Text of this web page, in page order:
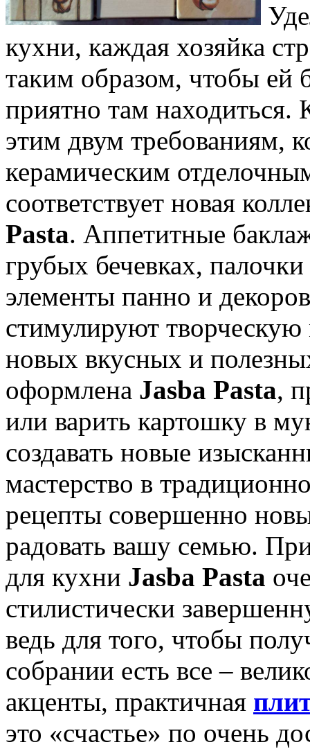
кухни, каждая хозяйка
таким образом, чтобы ей
приятно там находиться.
этим двум требованиям,
керамическим
соответствует новая
Pasta. Аппетитные
грубых бечевках,
элементы панно и
стимулируют
новых вкусных и
оформлена Jasba Pasta,
или варить картошку в
создавать новые
мастерство в
рецепты совершенно
радовать вашу семью.
для кухни Jasba Pasta
стилистически
ведь для того, чтобы
собрании есть все –
акценты, практичная
это «счастье» по очень